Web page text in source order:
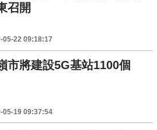
召開
05-22 09:18:17
市將建設5G基站1100個
05-19 09:37:54